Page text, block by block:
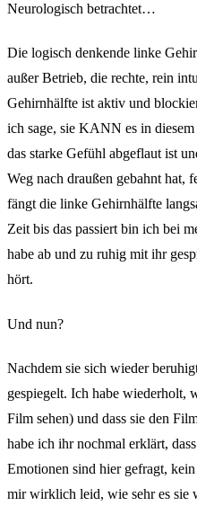
Neurologisch betrachtet…
Die logisch denkende linke
außer Betrieb, die rechte, rein
Gehirnhälfte ist aktiv und
ich sage, sie KANN es in
das starke Gefühl abgeflaut ist
Weg nach draußen gebahnt hat,
fängt die linke Gehirnhälfte
Zeit bis das passiert bin ich bei
habe ab und zu ruhig mit ihr
hört.
Und nun?
Nachdem sie sich wieder
gespiegelt. Ich habe wiederholt,
Film sehen) und dass sie den
habe ich ihr nochmal erklärt,
Emotionen sind hier gefragt,
mir wirklich leid, wie sehr es sie